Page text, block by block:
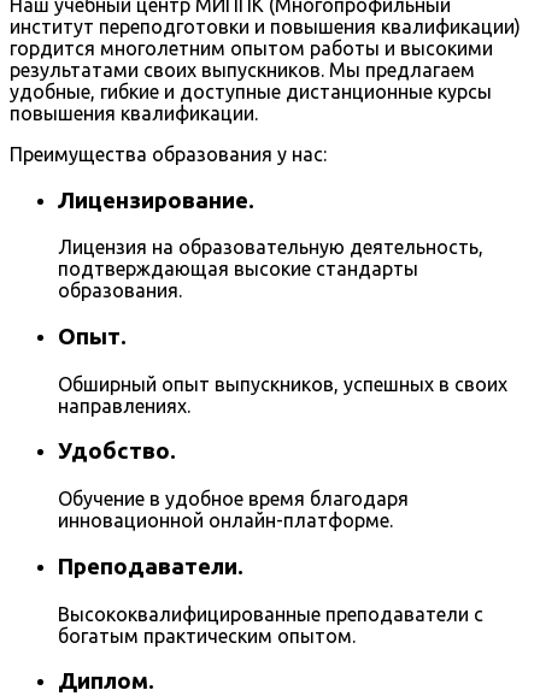
Наш учебный центр МИППК (Многопрофильный
институт переподготовки и повышения квалификации)
гордится многолетним опытом работы и высокими
результатами своих выпускников. Мы предлагаем
удобные, гибкие и доступные дистанционные курсы
повышения квалификации.
Преимущества образования у нас:
Лицензирование.
Лицензия на образовательную деятельность,
подтверждающая высокие стандарты
образования.
Опыт.
Обширный опыт выпускников, успешных в своих
направлениях.
Удобство.
Обучение в удобное время благодаря
инновационной онлайн-платформе.
Преподаватели.
Высококвалифицированные преподаватели с
богатым практическим опытом.
Диплом.